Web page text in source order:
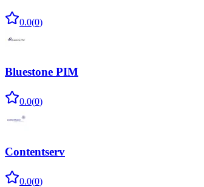
0.0(0)
Bluestone PIM
0.0(0)
Contentserv
0.0(0)